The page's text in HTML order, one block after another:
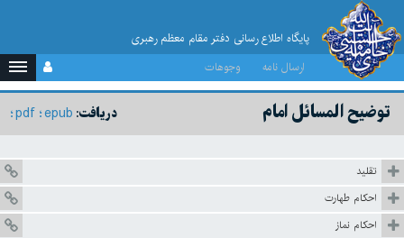
پایگاه اطلاع رسانی دفتر مقام معظم رهبری
ارسال نامه
وجوهات
دریافت: epub
pdf توضيح المسائل امام
تقليد
احكام طهارت
احكام نماز